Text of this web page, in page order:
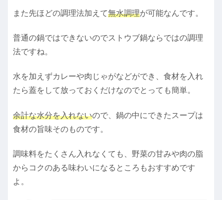
また先ほどの調理法加えて無水調理が可能なんです。
普通の鍋ではできないのでストウブ鍋ならではの調理
法ですね。
水を加えずカレーや肉じゃがなどができ、食材を入れ
たら蓋をして放っておくだけなのでとっても簡単。
余計な水分を入れないので、鍋の中にできたスープは
食材の旨味そのものです。
調味料をたくさん入れなくても、野菜の甘みや肉の脂
からコクのある味わいになるところもおすすめです
よ。